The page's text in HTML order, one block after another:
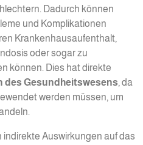
Dadurch können
und Komplikationen
Krankenhausaufenthalt,
oder sogar zu
können. Dies hat direkte
des Gesundheitswesens, da
werden müssen, um
indirekte Auswirkungen auf das